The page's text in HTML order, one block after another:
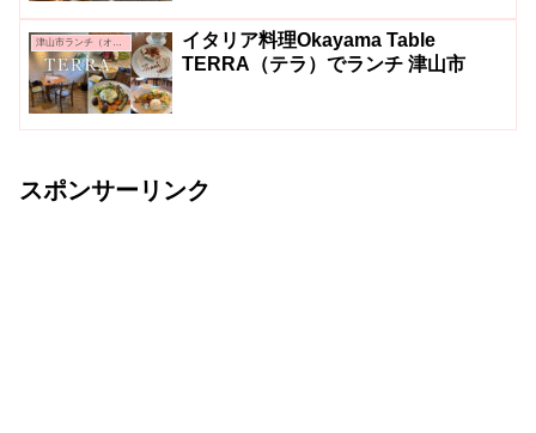
イタリア料理Okayama Table
TERRA（テラ）でランチ 津山市
スポンサーリンク